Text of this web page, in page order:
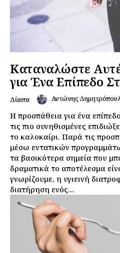
Καταναλώστε
για Ένα Επίπεδο
Δίαιτα Αντώνης
Η προσπάθεια για ένα
τις πιο συνηθισμένες
το καλοκαίρι. Παρά τις
μέσω εντατικών
τα βασικότερα σημεία που
δραματικά το αποτέλεσμα
γνωρίζουμε, η υγιεινή
διατήρηση ενός...